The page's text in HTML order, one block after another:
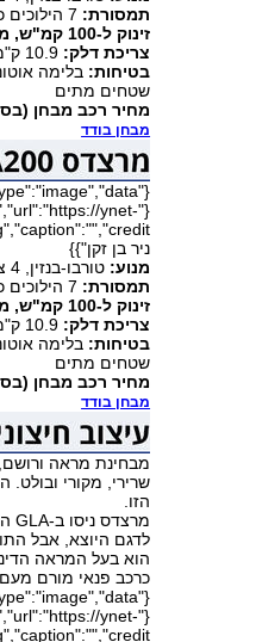
תמסורת:
זינוק ל-100 קמ"ש, מהירות מרבית:
צריכת דלק:
בטיחות: בלימה
שטחים מתים
מחיר רכב מבחן
מבחן בודד
ynet-
ניר בן זקן"}}
מנוע: טורבו-בנזין, 4 צילינדרים, 1.33 ליטר, 163 כ"ס
תמסורת:
זינוק ל-100 קמ"ש, מהירות מרבית:
צריכת דלק:
בטיחות: בלימה
שטחים מתים
מחיר רכב מבחן
מבחן בודד
מבחינת מראה ורושם,
הזו.
הוא בעל המראה
כרכב פנאי מורם מעם.
ynet-